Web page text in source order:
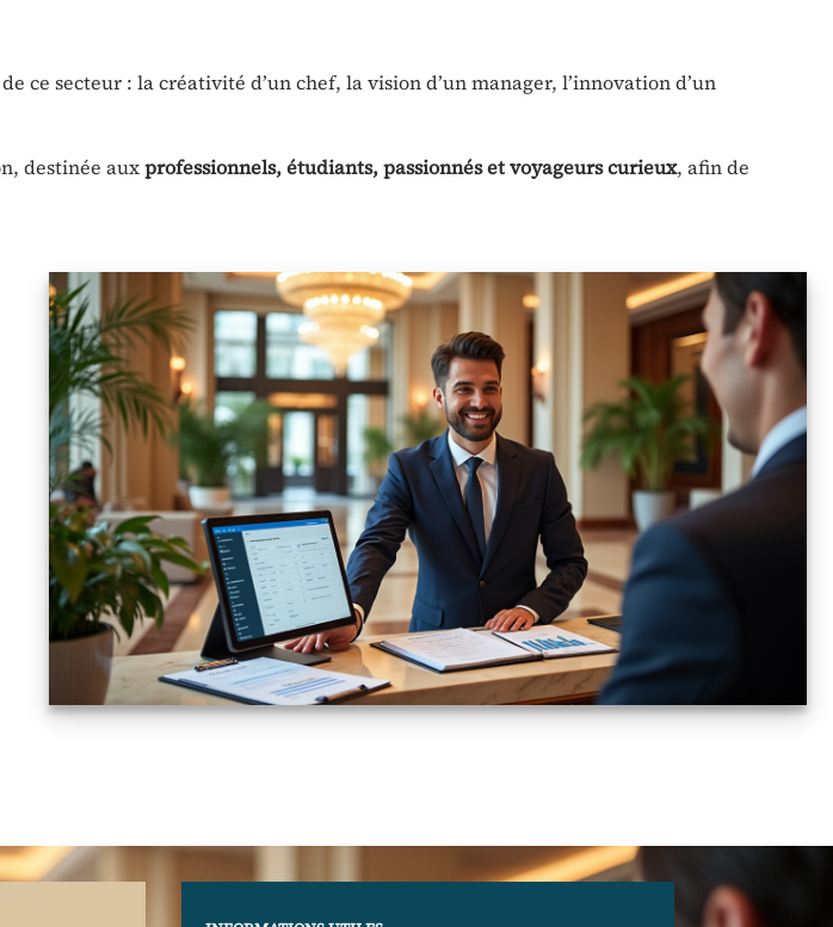
ce secteur : la créativité d’un chef, la vision d’un manager, l’innovation d’un
destinée auxprofessionnels, étudiants, passionnés et voyageurs curieux, afin de